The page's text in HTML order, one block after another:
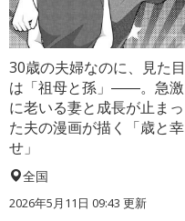
30歳の夫婦なのに、見た目
は「祖母と孫」――。急激
に老いる妻と成長が止まっ
た夫の漫画が描く「歳と幸
せ」
全国
2026年5月11日 09:43 更新